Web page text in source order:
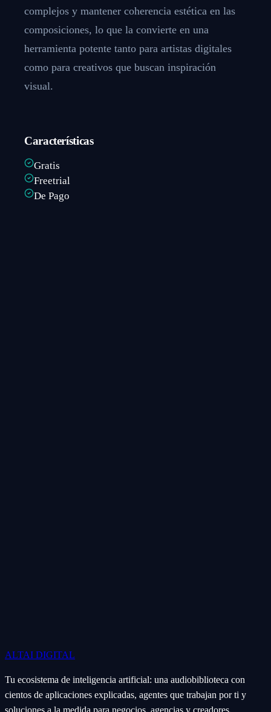
complejos y mantener coherencia estética en las
composiciones, lo que la convierte en una
herramienta potente tanto para artistas digitales
como para creativos que buscan inspiración
visual.
Características
Gratis
Freetrial
De Pago
ALTAI DIGITAL
Tu ecosistema de inteligencia artificial: una audiobiblioteca con
cientos de aplicaciones explicadas, agentes que trabajan por ti y